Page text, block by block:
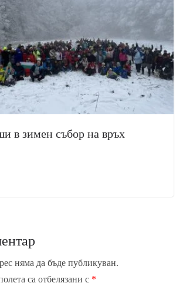
в зимен събор на връх
няма да бъде публикуван.
са отбелязани с *